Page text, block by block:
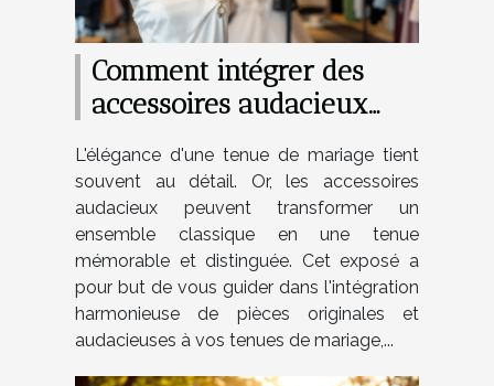
Comment intégrer des
accessoires audacieux
mariage
L'élégance d'une tenue de mariage tient
souvent au détail. Or, les accessoires
audacieux peuvent transformer un
ensemble classique en une tenue
mémorable et distinguée. Cet exposé a
pour but de vous guider dans l'intégration
harmonieuse de pièces originales et
audacieuses à vos tenues de mariage,...